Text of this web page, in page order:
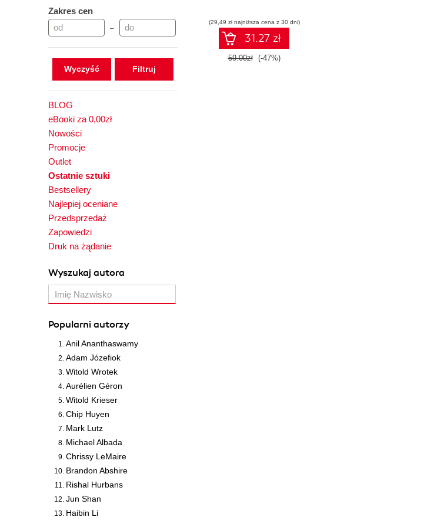
Zakres cen
–
Wyczyść
BLOG
eBooki za 0,00zł
Nowości
Promocje
Outlet
Ostatnie sztuki
Bestsellery
Najlepiej oceniane
Przedsprzedaż
Zapowiedzi
Druk na żądanie
Wyszukaj autora
Popularni autorzy
Anil Ananthaswamy
Adam Józefiok
Witold Wrotek
Aurélien Géron
Witold Krieser
Chip Huyen
Mark Lutz
Michael Albada
Chrissy LeMaire
Brandon Abshire
Rishal Hurbans
Jun Shan
Haibin Li
(29,49 zł najniższa cena z 30 dni)
31.27 zł
59.00zł (-47%)